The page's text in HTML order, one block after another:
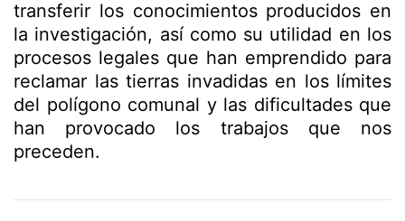
transferir los conocimientos producidos en
la investigación, así como su utilidad en los
procesos legales que han emprendido para
reclamar las tierras invadidas en los límites
del polígono comunal y las dificultades que
han provocado los trabajos que nos
preceden.